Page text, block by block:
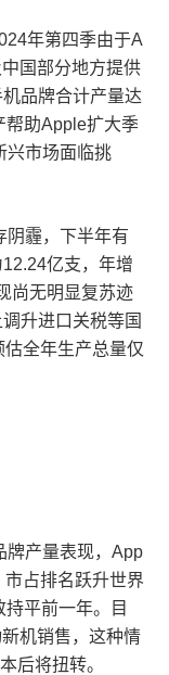
年第四季由于A
国部分地方提供
品牌合计产量达
帮助Apple扩大季
兴市场面临挑
阴霾，下半年有
亿支，年增
尚无明显复苏迹
升进口关税等国
全年生产总量仅
牌产量表现，App
占排名跃升世界
平前一年。目
机销售，这种情
后将扭转。